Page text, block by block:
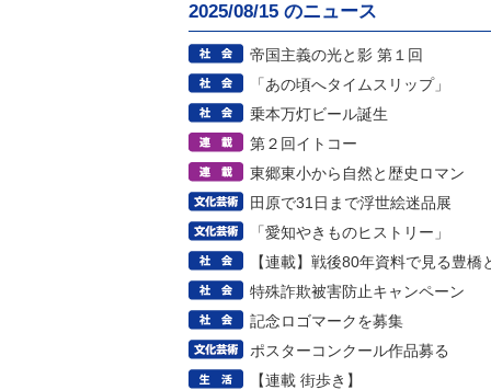
2025/08/15 のニュース
帝国主義の光と影 第１回
「あの頃へタイムスリップ」
乗本万灯ビール誕生
第２回イトコー
東郷東小から自然と歴史ロマン
田原で31日まで浮世絵迷品展
「愛知やきものヒストリー」
【連載】戦後80年資料で見る豊橋
特殊詐欺被害防止キャンペーン
記念ロゴマークを募集
ポスターコンクール作品募る
【連載 街歩き】